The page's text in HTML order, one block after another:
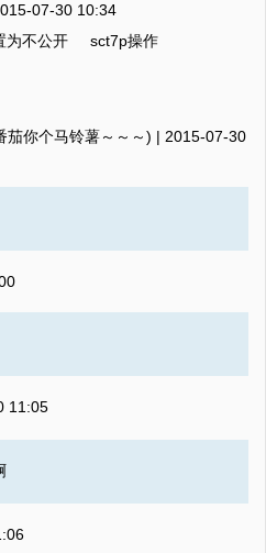
07-30 10:34
为不公开 sct7p操作
茄你个马铃薯～～～) | 2015-07-30
11:05